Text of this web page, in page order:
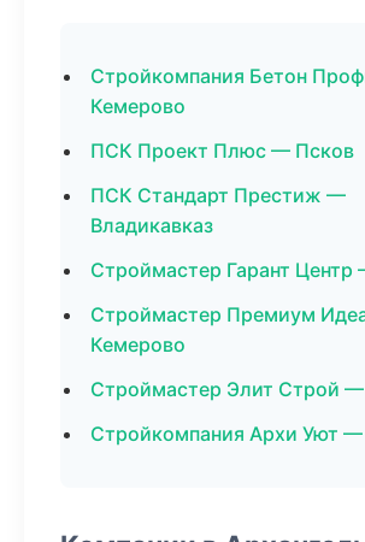
Стройкомпания Бетон
Кемерово
ПСК Проект Плюс — Псков
ПСК Стандарт Престиж —
Владикавказ
Строймастер Гарант
Строймастер Премиум
Кемерово
Строймастер Элит Строй
Стройкомпания Архи Уют